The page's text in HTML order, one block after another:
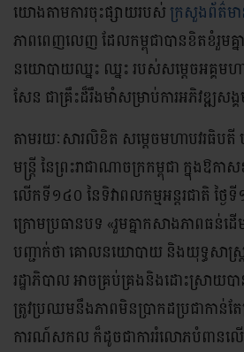
យោងតាមការចុះផ្សាយរបស់ ក្រសួងព័ត៌ម
ភាពពេញលេញ ដែលកម្ពុជាបានខិតខំរួមគ្នា
នយោបាយឈ្នះ ឈ្នះ របស់សម្តេចអគ្គម
សែន ជាគ្រឹះដ៏រឹងមាំសម្រាប់ការអភិវឌ្ឍសង្
តាមរយៈសារលិខិត សម្តេចមហាបវរធិប
មន្ត្រី នៃព្រះរាជាណាចក្រកម្ពុជា ក្នុងឱក
លើកទី១៤០ នៃទិវាពលកម្មអន្តរជាតិ ថ្ង
ក្រោមប្រធានបទ «រួមគ្នាកសាងភាពធន់ដើ
បញ្ជាក់ថា គោលនយោបាយ និងយុទ្ធសាស្ត្រ
រដ្ឋាភិបាល អាចគ្រប់គ្រងនិងដោះស្រាយប
ត្រូវប្រឈមនឹងភាពមិនប្រាកដប្រជាកាន់ត
ការណ៍សកល ក៏ដូចជាការរំលោភបំពានល